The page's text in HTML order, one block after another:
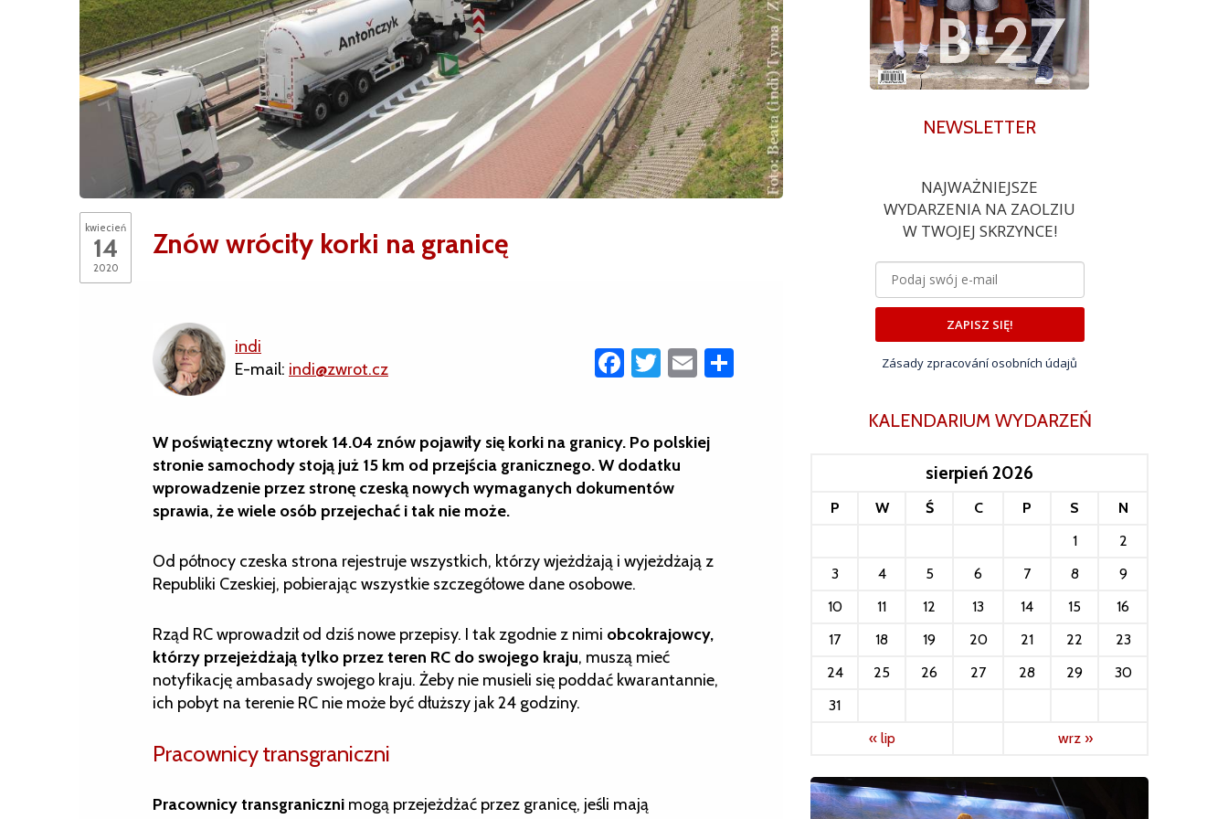
kwiecień
14
2020
Znów wróciły korki na granicę
indi
E-mail: indi@zwrot.cz Facebook
Twitter
Email
W poświąteczny wtorek 14.04 znów pojawiły się korki na granicy. Po polskiej
stronie samochody stoją już 15 km od przejścia granicznego. W dodatku
wprowadzenie przez stronę czeską nowych wymaganych dokumentów
sprawia, że wiele osób przejechać i tak nie może.
Od północy czeska strona rejestruje wszystkich, którzy wjeżdżają i wyjeżdżają z
Republiki Czeskiej, pobierając wszystkie szczegółowe dane osobowe.
Rząd RC wprowadził od dziś nowe przepisy. I tak zgodnie z nimi obcokrajowcy,
którzy przejeżdżają tylko przez teren RC do swojego kraju, muszą mieć
notyfikację ambasady swojego kraju. Żeby nie musieli się poddać kwarantannie,
ich pobyt na terenie RC nie może być dłuższy jak 24 godziny.
Pracownicy transgraniczni
Pracownicy transgraniczni mogą przejeżdżać przez granicę, jeśli mają
NEWSLETTER
NAJWAŻNIEJSZE
WYDARZENIA NA ZAOLZIU
W TWOJEJ SKRZYNCE!
ZAPISZ SIĘ!
Zásady zpracování osobních údajů
KALENDARIUM WYDARZEŃ
sierpień 2026
P W Ś C P S
N
1
2
3
4 5 6 7 8
9
10
11 12 13 14 15
16
17
18 19 20 21 22
23
24
25 26 27 28 29
30
31
« lip
wrz »